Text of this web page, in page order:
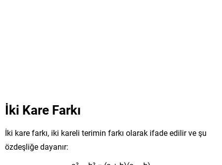
İki Kare Farkı
İki kare farkı, iki kareli terimin farkı olarak ifade edilir ve şu
özdeşliğe dayanır: